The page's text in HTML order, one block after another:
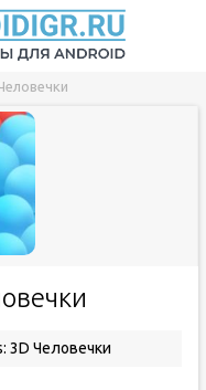
3D Человечки